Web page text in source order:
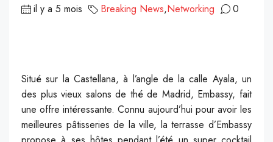
il y a 5 mois Breaking News,Networking 0
Situé sur la Castellana, à l’angle de la calle Ayala, un
des plus vieux salons de thé de Madrid, Embassy, fait
une offre intéressante. Connu aujourd’hui pour avoir les
meilleures pâtisseries de la ville, la terrasse d’Embassy